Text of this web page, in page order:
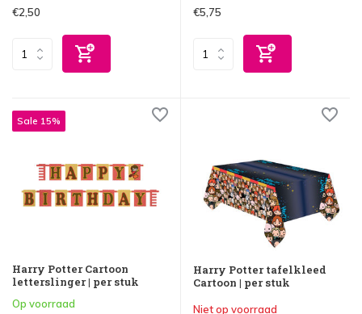
€2,50 €5,75
Sale 15%
Harry Potter Cartoon
letterslinger | per stuk
Op voorraad
Harry Potter tafelkleed
Cartoon | per stuk
Niet op voorraad